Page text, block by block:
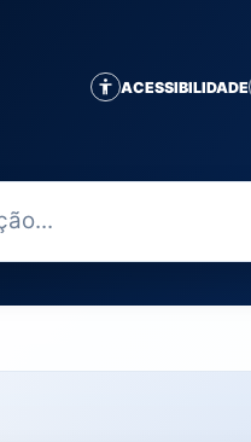
ACESSIBILIDADE